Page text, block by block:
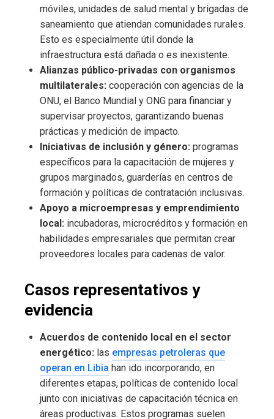
móviles, unidades de salud mental y brigadas de
saneamiento que atiendan comunidades rurales.
Esto es especialmente útil donde la
infraestructura está dañada o es inexistente.
Alianzas público-privadas con organismos
multilaterales: cooperación con agencias de la
ONU, el Banco Mundial y ONG para financiar y
supervisar proyectos, garantizando buenas
prácticas y medición de impacto.
Iniciativas de inclusión y género: programas
específicos para la capacitación de mujeres y
grupos marginados, guarderías en centros de
formación y políticas de contratación inclusivas.
Apoyo a microempresas y emprendimiento
local: incubadoras, microcréditos y formación en
habilidades empresariales que permitan crear
proveedores locales para cadenas de valor.
Casos representativos y
evidencia
Acuerdos de contenido local en el sector
energético: las empresas petroleras que
operan en Libia han ido incorporando, en
diferentes etapas, políticas de contenido local
junto con iniciativas de capacitación técnica en
áreas productivas. Estos programas suelen